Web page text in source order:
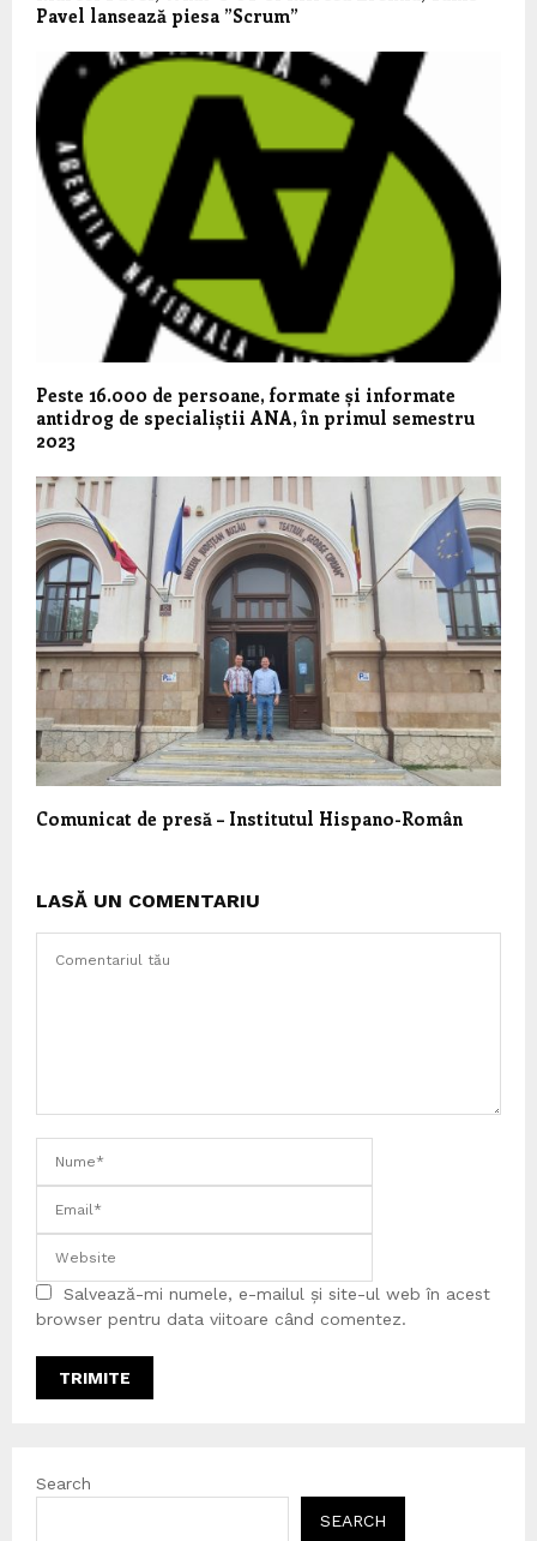
Pavel lansează piesa ”Scrum”
Peste 16.000 de persoane, formate și informate
antidrog de specialiștii ANA, în primul semestru
2023
Comunicat de presă – Institutul Hispano-Român
LASĂ UN COMENTARIU
Salvează-mi numele, e-mailul și site-ul web în acest
browser pentru data viitoare când comentez.
Search
SEARCH